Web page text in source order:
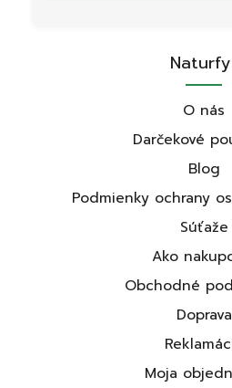
O nás
Darčekové
Blog
Podmienky ochrany
Súťaže
Ako
Obchodné
Doprava
Moja